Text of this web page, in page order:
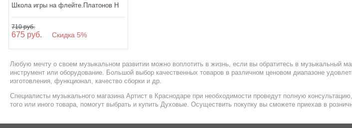
Школа игры на флейте.Платонов Н
710 руб.
675 руб. Скидка 5%
Любую мечту о своем музыкальном развитии можно воплотить в жизнь, если вы обратитесь в музыкальный
инструмент или оборудование. Большой выбор качественных товаров в различном ценовом диапазоне
изготовления, функционал, качество сборки и др.
Специалисты музыкального магазина Артист в Краснодаре при необходимости проведут полную
того или иного товара, помогут выбрать и купить Духовые. Осуществить покупку вы сможете приехав в